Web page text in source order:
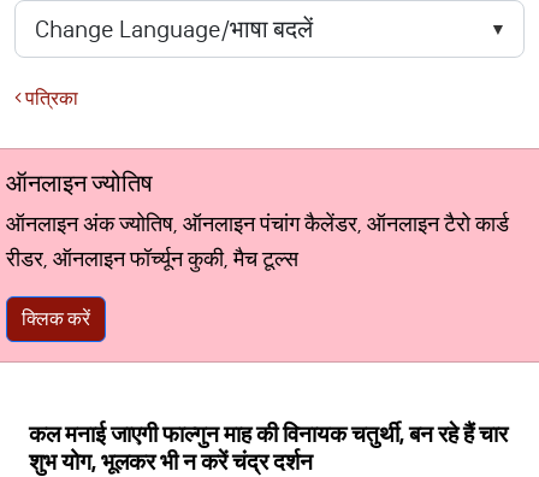
पत्रिका
ऑनलाइन ज्योतिष
ऑनलाइन अंक ज्योतिष, ऑनलाइन पंचांग कैलेंडर, ऑनलाइन टैरो कार्ड
रीडर, ऑनलाइन फॉर्च्यून कुकी, मैच टूल्स
क्लिक करें
कल मनाई जाएगी फाल्गुन माह की विनायक चतुर्थी, बन रहे हैं चार
शुभ योग, भूलकर भी न करें चंद्र दर्शन